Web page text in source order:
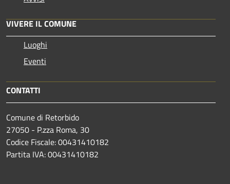
VIVERE IL COMUNE
Luoghi
Eventi
CONTATTI
Comune di Retorbido
27050 - P.zza Roma, 30
Codice Fiscale: 00431410182
Partita IVA: 00431410182